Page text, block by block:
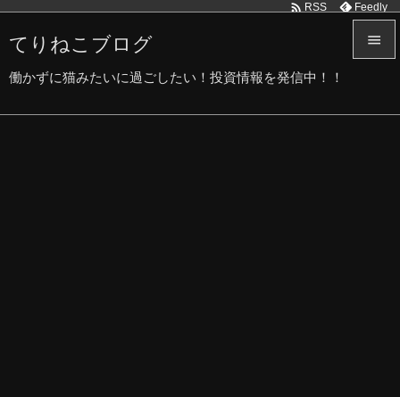
てりねこブログ
働かずに猫みたいに過ごしたい！投資情報を発信中！！

 RSS Feedly